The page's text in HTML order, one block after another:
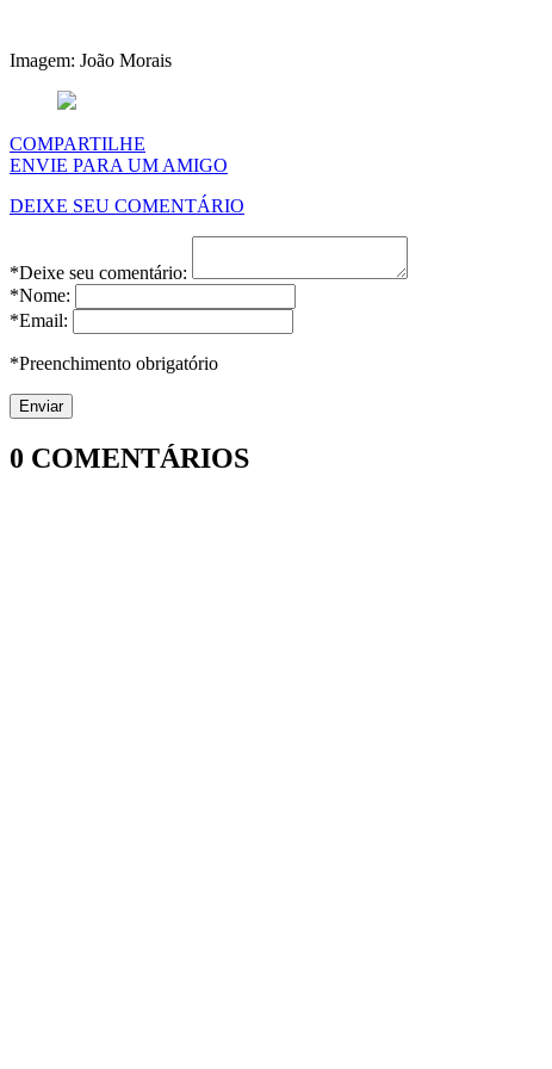
Imagem: João Morais
COMPARTILHE
ENVIE PARA UM AMIGO
DEIXE SEU COMENTÁRIO
*Deixe seu comentário:
*Nome:
*Email:
*Preenchimento obrigatório
0 COMENTÁRIOS